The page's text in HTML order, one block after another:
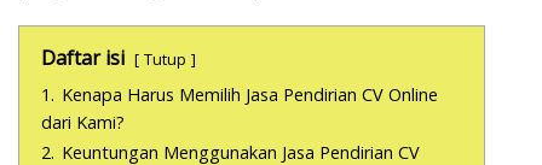
Daftar isi Tutup
1. Kenapa Harus Memilih Jasa Pendirian CV Online
dari Kami?
2. Keuntungan Menggunakan Jasa Pendirian CV